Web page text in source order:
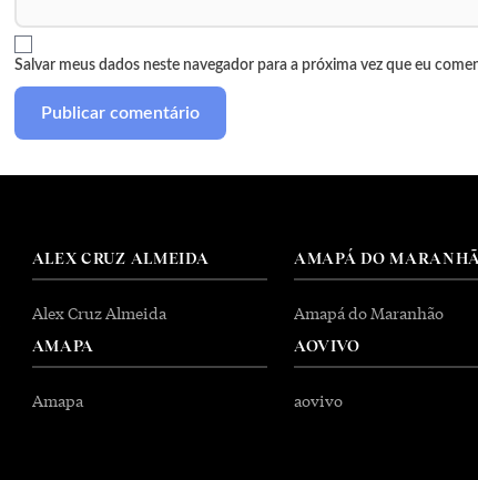
Salvar meus dados neste navegador para a próxima vez que eu
ALEX CRUZ ALMEIDA
Alex Cruz Almeida
AMAPA
Amapa
AMAPÁ DO
Amapá do Maranhão
AOVIVO
aovivo